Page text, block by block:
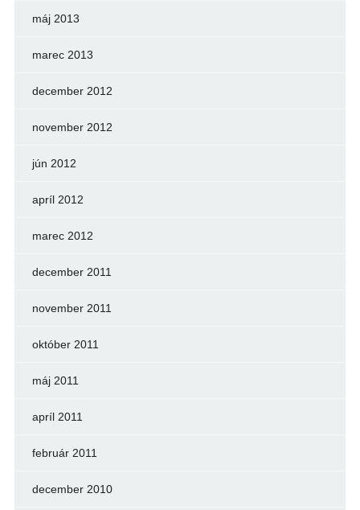
máj 2013
marec 2013
december 2012
november 2012
jún 2012
apríl 2012
marec 2012
december 2011
november 2011
október 2011
máj 2011
apríl 2011
február 2011
december 2010